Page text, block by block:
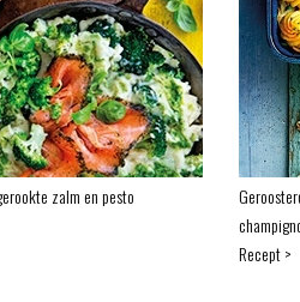
zalm en pesto
Recept >